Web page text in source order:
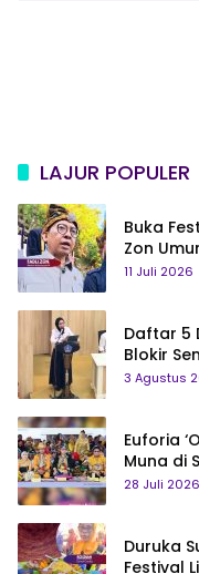
LAJUR POPULER
Buka
Zon
Status
11 Juli 2026
Daftar 5
Blokir
3 Agustus
Euforia
Muna di
Saya
28 Juli 2026
Duruka
Festival